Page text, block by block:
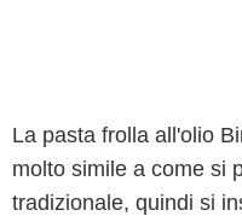
La pasta frolla all'olio
molto simile a come si
tradizionale, quindi si